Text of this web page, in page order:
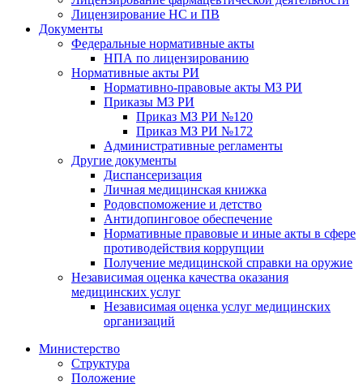
Лицензирование НС и ПВ
Документы
Федеральные нормативные акты
НПА по лицензированию
Нормативные акты РИ
Нормативно-правовые акты МЗ РИ
Приказы МЗ РИ
Приказ МЗ РИ №120
Приказ МЗ РИ №172
Административные регламенты
Другие документы
Диспансеризация
Личная медицинская книжка
Родовспоможение и детство
Антидопинговое обеспечение
Нормативные правовые и иные акты в сфере
противодействия коррупции
Получение медицинской справки на оружие
Независимая оценка качества оказания
медицинских услуг
Независимая оценка услуг медицинскиx
организаций
Министерство
Структура
Положение